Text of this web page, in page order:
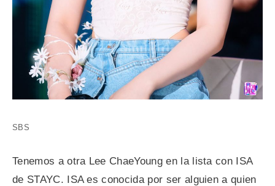
SBS
Tenemos a otra Lee ChaeYoung en la lista con ISA
de STAYC. ISA es conocida por ser alguien a quien